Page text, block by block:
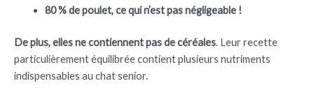
80 % de poulet, ce qui n’est pas négligeable !
De plus, elles ne contiennent pas de céréales. Leur recette
particulièrement équilibrée contient plusieurs nutriments
indispensables au chat senior.